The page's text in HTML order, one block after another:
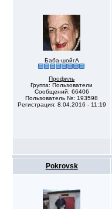
Баба-шойгА
Профиль
Группа: Пользователи
Сообщений: 66406
Пользователь №: 193598
Регистрация: 8.04.2016 - 11:19
Pokrovsk